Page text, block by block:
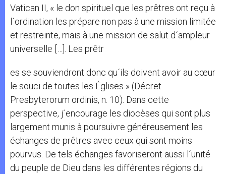
Vatican II, « le don spirituel que les prêtres ont reçu à
l´ordination les prépare non pas à une mission limitée
et restreinte, mais à une mission de salut d´ampleur
universelle […]. Les prêtr
es se souviendront donc qu´ils doivent avoir au cœur
le souci de toutes les Églises » (Décret
Presbyterorum ordinis, n. 10). Dans cette
perspective, j´encourage les diocèses qui sont plus
largement munis à poursuivre généreusement les
échanges de prêtres avec ceux qui sont moins
pourvus. De tels échanges favoriseront aussi l´unité
du peuple de Dieu dans les différentes régions du